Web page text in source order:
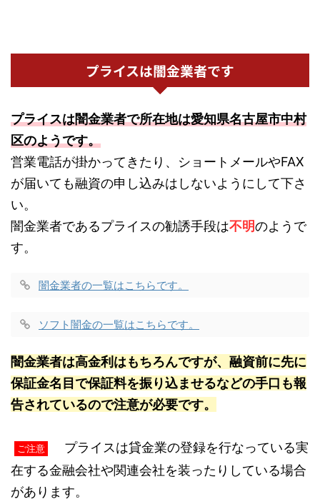
プライスは闇金業者です
プライスは闇金業者で所在地は愛知県名古屋市中村
区のようです。
営業電話が掛かってきたり、ショートメールやFAX
が届いても融資の申し込みはしないようにして下さ
い。
闇金業者であるプライスの勧誘手段は不明のようで
す。
闇金業者の一覧はこちらです。
ソフト闇金の一覧はこちらです。
闇金業者は高金利はもちろんですが、融資前に先に
保証金名目で保証料を振り込ませるなどの手口も報
告されているので注意が必要です。
ご注意
プライスは貸金業の登録を行なっている実
在する金融会社や関連会社を装ったりしている場合
があります。